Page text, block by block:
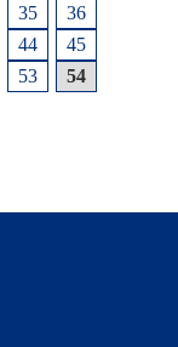
35
36
44
45
53
54